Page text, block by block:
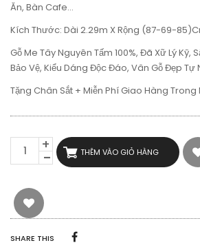
Ăn, Bàn Cafe…
Kích Thước: Dài 2.29m X Rộng (87-69-
Gỗ Me Tây Nguyên Tấm 100%, Đã Xữ Lý Kỹ,
Bảo Vệ, Kiểu Dáng Độc Đáo, Vân Gỗ Đẹp Tự
Tặng Chân Sắt + Miễn Phí Giao Hàng Trong
NGUYÊN
BÀN
GỖ
ME
THÊM VÀO GIỎ HÀNG
SHARE THIS